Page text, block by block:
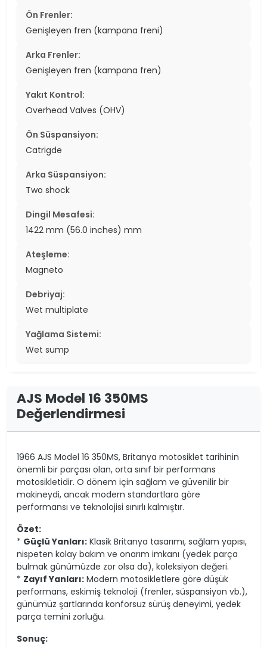
Ön Frenler:
Genişleyen fren (kampana freni)
Arka Frenler:
Genişleyen fren (kampana fren)
Yakıt Kontrol:
Overhead Valves (OHV)
Ön Süspansiyon:
Catrigde
Arka Süspansiyon:
Two shock
Dingil Mesafesi:
1422 mm (56.0 inches) mm
Ateşleme:
Magneto
Debriyaj:
Wet multiplate
Yağlama Sistemi:
Wet sump
AJS Model 16 350MS
Değerlendirmesi
1966 AJS Model 16 350MS, Britanya motosiklet tarihinin
önemli bir parçası olan, orta sınıf bir performans
motosikletidir. O dönem için sağlam ve güvenilir bir
makineydi, ancak modern standartlara göre
performansı ve teknolojisi sınırlı kalmıştır.
Özet:
* Güçlü Yanları: Klasik Britanya tasarımı, sağlam yapısı,
nispeten kolay bakım ve onarım imkanı (yedek parça
bulmak günümüzde zor olsa da), koleksiyon değeri.
* Zayıf Yanları: Modern motosikletlere göre düşük
performans, eskimiş teknoloji (frenler, süspansiyon vb.),
günümüz şartlarında konforsuz sürüş deneyimi, yedek
parça temini zorluğu.
Sonuç: